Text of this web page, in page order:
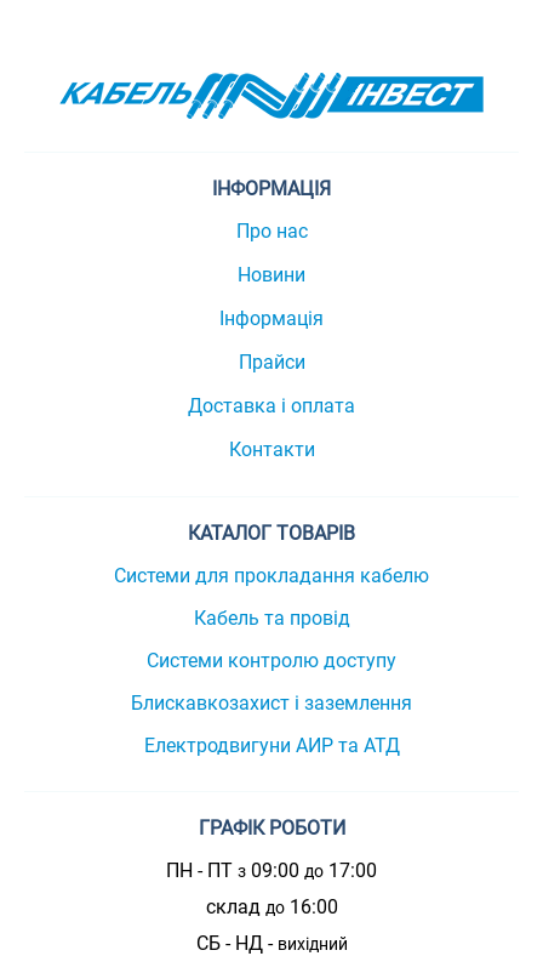
ІНФОРМАЦІЯ
Про нас
Новини
Інформація
Прайси
Доставка і оплата
Контакти
КАТАЛОГ ТОВАРІВ
Системи для прокладання кабелю
Кабель та провід
Системи контролю доступу
Блискавкозахист і заземлення
Електродвигуни АИР та АТД
ГРАФІК РОБОТИ
ПН - ПТ з 09:00 до 17:00
склад до16:00
СБ - НД - вихідний